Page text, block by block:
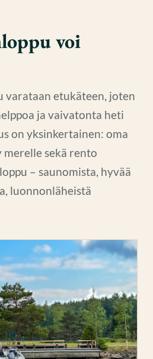
voi
varataan etukäteen, joten
ja vaivatonta heti
on yksinkertainen: oma
merelle sekä rento
– saunomista, hyvää
luonnonläheistä